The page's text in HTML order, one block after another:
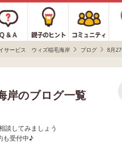
サービス ウィズ稲毛海岸 ブログ 8月
岸のブログ一覧
談してみましょう
も受付中♪